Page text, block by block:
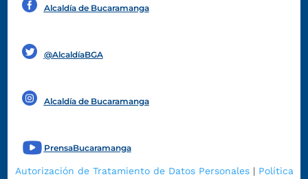
Alcaldía de Bucaramanga
@AlcaldíaBGA
Alcaldía de Bucaramanga
PrensaBucaramanga
Autorización de Tratamiento de Datos Personales| Política